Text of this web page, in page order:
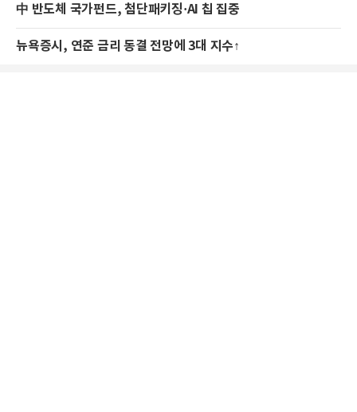
中 반도체 국가펀드, 첨단패키징·AI 칩 집중
뉴욕증시, 연준 금리 동결 전망에 3대 지수↑